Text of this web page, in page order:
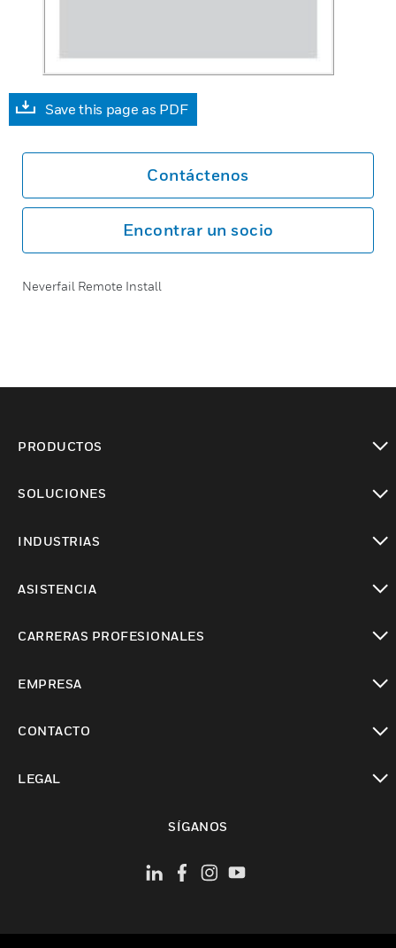
Save this page as PDF
Contáctenos
Encontrar un socio
Neverfail Remote Install
PRODUCTOS
SOLUCIONES
INDUSTRIAS
ASISTENCIA
CARRERAS PROFESIONALES
EMPRESA
CONTACTO
LEGAL
SÍGANOS